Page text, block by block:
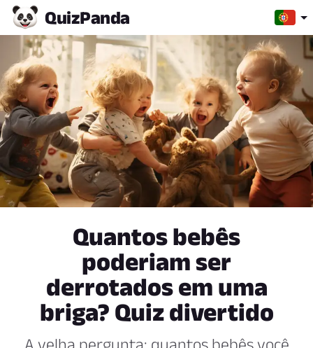
QuizPanda
Quantos bebês
poderiam ser
derrotados em uma
briga? Quiz divertido